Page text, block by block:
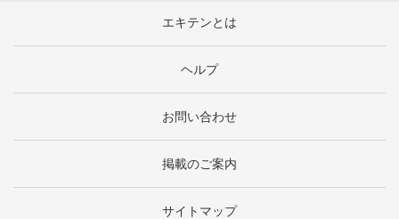
エキテンとは
ヘルプ
お問い合わせ
掲載のご案内
サイトマップ